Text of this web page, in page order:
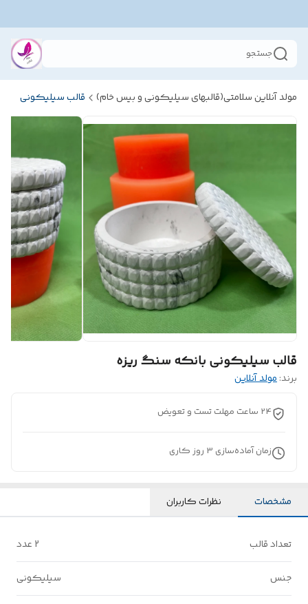
جستجو
مولد آنلاین سلامتی(قالبهای سیلیکونی و بیس خام) قالب سیلیکونی
قالب سیلیکونی بانکه سنگ ریزه
برند:مولد آنلاین
24 ساعت مهلت تست و تعویض
زمان آماده‌سازی 3 روز کاری
مشخصات نظرات کاربران
تعداد قالب 2 عدد
جنس سیلیکونی